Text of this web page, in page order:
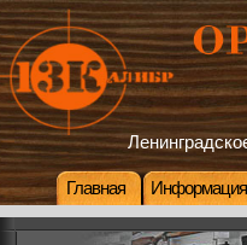
Главная Информация